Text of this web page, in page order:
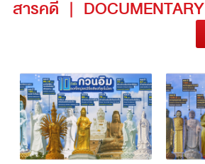
สารคดี | DOCUMENTARY